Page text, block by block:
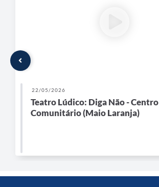
22/05/2026
Teatro Lúdico: Diga Não - Centro
Comunitário (Maio Laranja)